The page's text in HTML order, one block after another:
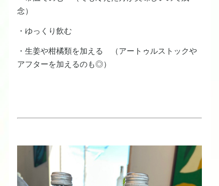
念）
・ゆっくり飲む
・生姜や柑橘類を加える （アートゥルストックや
アフターを加えるのも◎）